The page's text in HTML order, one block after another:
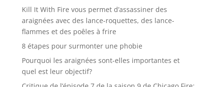
Kill It With Fire vous permet d’assassiner des
araignées avec des lance-roquettes, des lance-
flammes et des poêles à frire
8 étapes pour surmonter une phobie
Pourquoi les araignées sont-elles importantes et
quel est leur objectif?